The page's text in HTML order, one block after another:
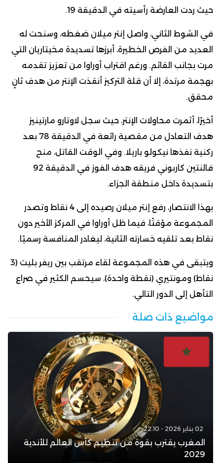
حيث ردت العارضة رأسيته في الدقيقة 19.
في الشوط الثاني، واصل إنتر ميلان ضغطه، وسنحت له
العديد من الفرص الخطيرة، أبرزها تسديدة مخيتاريان التي
مرت بجانب القائم. ورغم اقتراب أوراوا من تعزيز تقدمه
بهجمة مرتدة، إلا أن قلة التركيز أنقذت الإنتر من هدف ثانٍ
محقق.
أخيرًا، أثمرت محاولات الإنتر، حيث سجل لاوتارو مارتينيز
هدف التعادل من مقصية رائعة في الدقيقة 78 بعد
ركنية نفذها نيكولو باريلا. وفي الوقت القاتل، منح
فالنتين كاربوني فريقه هدف الفوز في الدقيقة 92
بتسديدة داخل منطقة الجزاء.
بهذا الانتصار، رفع إنتر ميلان رصيده إلى 4 نقاط وتصدر
المجموعة مؤقتًا، فيما ظل أوراوا في المركز الأخير دون
نقاط بعد تلقيه خسارته الثانية، ليغادر المنافسة رسميًا.
ويتبقى في هذه المجموعة لقاء مرتقب بين ريفر بليت (3
نقاط) ومونتيري (نقطة واحدة)، سيحسم الكثير في صراع
التأهل إلى الدور التالي.
مواضيع ذات صلة
02 يناير 2026 - 22:10
المغرب يقترب بقوة من تنظيم كأس العالم للأندية
2029